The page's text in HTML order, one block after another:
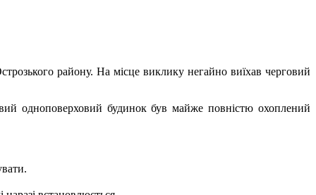
району. На місце виклику негайно виїхав черговий
одноповерховий будинок був майже повністю охоплений